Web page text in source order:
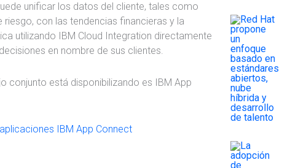
unificar los datos del cliente, tales como
riesgo, con las tendencias financieras y la
utilizando IBM Cloud Integration directamente
en nombre de sus clientes.
conjunto está disponibilizando es IBM App